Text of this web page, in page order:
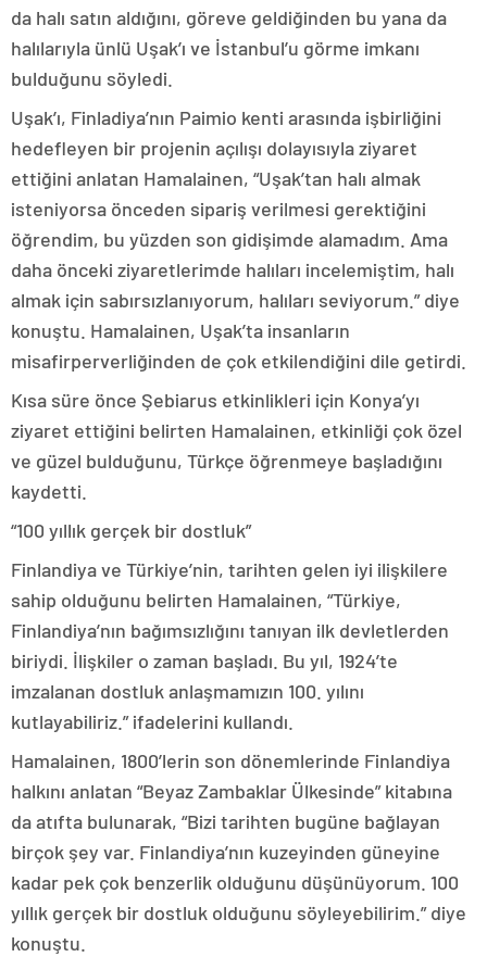
da halı satın aldığını, göreve geldiğinden bu yana da
halılarıyla ünlü Uşak’ı ve İstanbul’u görme imkanı
bulduğunu söyledi.
Uşak’ı, Finladiya’nın Paimio kenti arasında işbirliğini
hedefleyen bir projenin açılışı dolayısıyla ziyaret
ettiğini anlatan Hamalainen, “Uşak’tan halı almak
isteniyorsa önceden sipariş verilmesi gerektiğini
öğrendim, bu yüzden son gidişimde alamadım. Ama
daha önceki ziyaretlerimde halıları incelemiştim, halı
almak için sabırsızlanıyorum, halıları seviyorum.” diye
konuştu. Hamalainen, Uşak’ta insanların
misafirperverliğinden de çok etkilendiğini dile getirdi.
Kısa süre önce Şebiarus etkinlikleri için Konya’yı
ziyaret ettiğini belirten Hamalainen, etkinliği çok özel
ve güzel bulduğunu, Türkçe öğrenmeye başladığını
kaydetti.
“100 yıllık gerçek bir dostluk”
Finlandiya ve Türkiye’nin, tarihten gelen iyi ilişkilere
sahip olduğunu belirten Hamalainen, “Türkiye,
Finlandiya’nın bağımsızlığını tanıyan ilk devletlerden
biriydi. İlişkiler o zaman başladı. Bu yıl, 1924’te
imzalanan dostluk anlaşmamızın 100. yılını
kutlayabiliriz.” ifadelerini kullandı.
Hamalainen, 1800’lerin son dönemlerinde Finlandiya
halkını anlatan “Beyaz Zambaklar Ülkesinde” kitabına
da atıfta bulunarak, “Bizi tarihten bugüne bağlayan
birçok şey var. Finlandiya’nın kuzeyinden güneyine
kadar pek çok benzerlik olduğunu düşünüyorum. 100
yıllık gerçek bir dostluk olduğunu söyleyebilirim.” diye
konuştu.